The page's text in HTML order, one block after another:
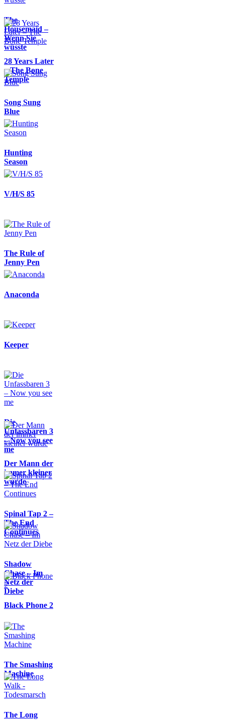
The
Housemaid –
Wenn Sie
wüsste
28 Years Later
– The Bone
Temple
Song Sung
Blue
Hunting
Season
V/H/S 85
The Rule of
Jenny Pen
Anaconda
Keeper
Die
Unfassbaren 3
– Now you see
me
Der Mann der
immer kleiner
wurde
Spinal Tap 2 –
The End
Continues
Shadow
Chase – Im
Netz der
Diebe
Black Phone 2
The Smashing
Machine
The Long